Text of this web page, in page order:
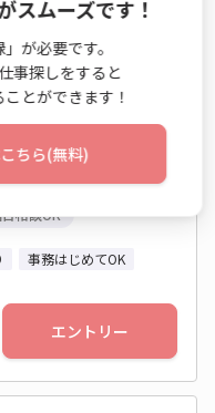
務 / 一般事務・OA事務
相談OK
事務はじめてOK
エントリー
スムーズです！
が必要です。
事探しをすると
とができます！
ちら(無料)